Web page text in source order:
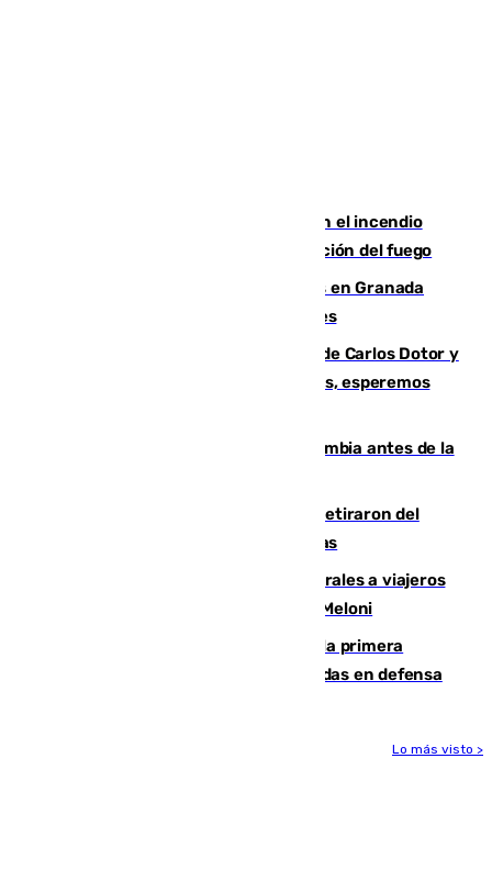
Activado el nivel 2 de emergencia en el incendio
forestal de Niebla por la compleja evolución del fuego
Controlado un incendio de rastrojos en Granada
junto a la autovía y al Callejón de Nogales
Juanfran Funes, sobre las lesiones de Carlos Dotor y
Fernando Calero: “Estamos preocupados, esperemos
Felipe VI refuerza los lazos con Colombia antes de la
Fernando Calero y Carlos Dotor se retiraron del
encuentro contra el Ceuta con molestias
España restablece controles temporales a viajeros
procedentes de Italia como repuesta a Meloni
El Málaga cae ante el Ceuta y suma la primera
derrota de la pretemporada dejando dudas en defensa
Lo más visto >